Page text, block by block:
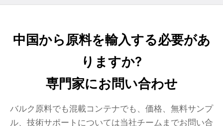
中国から原料を輸入する必要があ
りますか?
専門家にお問い合わせ
バルク原料でも混載コンテナでも、価格、無料サンプ
ル、技術サポートについては当社チームまでお問い合